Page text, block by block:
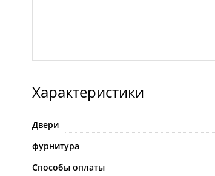
Характеристики
Двери
фурнитура
Способы оплаты